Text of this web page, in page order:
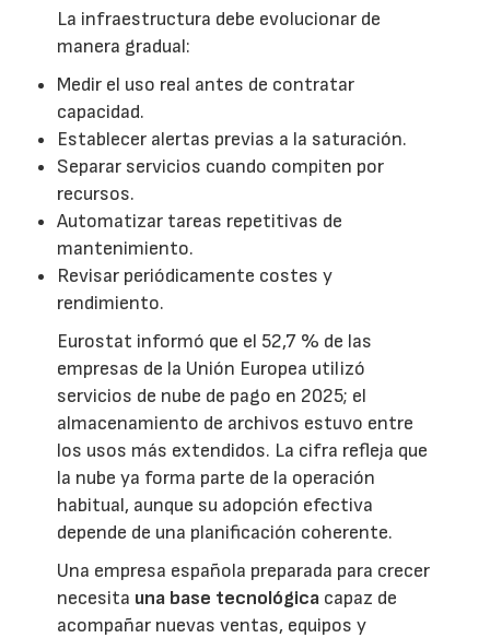
La infraestructura debe evolucionar de
manera gradual:
Medir el uso real antes de contratar
capacidad.
Establecer alertas previas a la saturación.
Separar servicios cuando compiten por
recursos.
Automatizar tareas repetitivas de
mantenimiento.
Revisar periódicamente costes y
rendimiento.
Eurostat informó que el 52,7 % de las
empresas de la Unión Europea utilizó
servicios de nube de pago en 2025; el
almacenamiento de archivos estuvo entre
los usos más extendidos. La cifra refleja que
la nube ya forma parte de la operación
habitual, aunque su adopción efectiva
depende de una planificación coherente.
Una empresa española preparada para crecer
necesita una base tecnológica capaz de
acompañar nuevas ventas, equipos y